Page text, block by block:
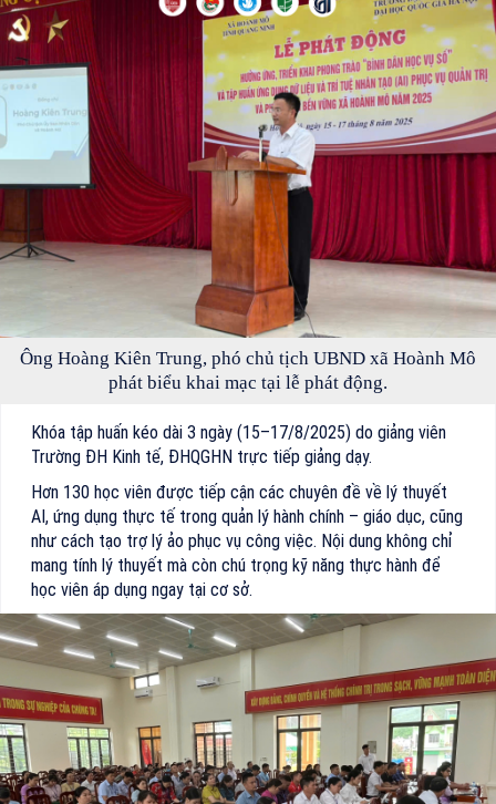
Ông Hoàng Kiên Trung, phó chủ tịch UBND xã Hoành Mô
phát biểu khai mạc tại lễ phát động.
Khóa tập huấn kéo dài 3 ngày (15–17/8/2025) do giảng viên
Trường ĐH Kinh tế, ĐHQGHN trực tiếp giảng dạy.
Hơn 130 học viên được tiếp cận các chuyên đề về lý thuyết
AI, ứng dụng thực tế trong quản lý hành chính – giáo dục, cũng
như cách tạo trợ lý ảo phục vụ công việc. Nội dung không chỉ
mang tính lý thuyết mà còn chú trọng kỹ năng thực hành để
học viên áp dụng ngay tại cơ sở.